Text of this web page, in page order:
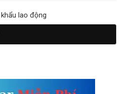
lao động